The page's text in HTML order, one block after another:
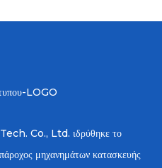
Co., Ltd. ιδρύθηκε το
μηχανημάτων κατασκευής